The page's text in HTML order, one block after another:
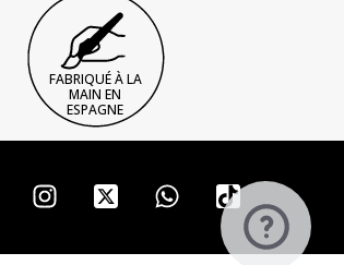
FABRIQUÉ À LA
MAIN EN
ESPAGNE